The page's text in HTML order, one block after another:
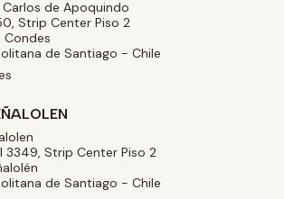
de Apoquindo
Strip Center Piso 2
de Santiago - Chile
3349, Strip Center Piso 2
de Santiago - Chile